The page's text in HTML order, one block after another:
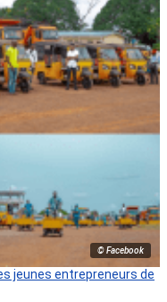
© Facebook
jeunes entrepreneurs de